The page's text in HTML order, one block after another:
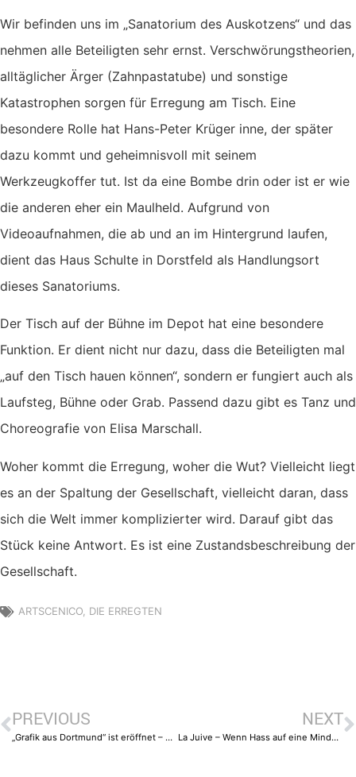
Wir befinden uns im „Sanatorium des Auskotzens“ und das
nehmen alle Beteiligten sehr ernst. Verschwörungstheorien,
alltäglicher Ärger (Zahnpastatube) und sonstige
Katastrophen sorgen für Erregung am Tisch. Eine
besondere Rolle hat Hans-Peter Krüger inne, der später
dazu kommt und geheimnisvoll mit seinem
Werkzeugkoffer tut. Ist da eine Bombe drin oder ist er wie
die anderen eher ein Maulheld. Aufgrund von
Videoaufnahmen, die ab und an im Hintergrund laufen,
dient das Haus Schulte in Dorstfeld als Handlungsort
dieses Sanatoriums.
Der Tisch auf der Bühne im Depot hat eine besondere
Funktion. Er dient nicht nur dazu, dass die Beteiligten mal
„auf den Tisch hauen können“, sondern er fungiert auch als
Laufsteg, Bühne oder Grab. Passend dazu gibt es Tanz und
Choreografie von Elisa Marschall.
Woher kommt die Erregung, woher die Wut? Vielleicht liegt
es an der Spaltung der Gesellschaft, vielleicht daran, dass
sich die Welt immer komplizierter wird. Darauf gibt das
Stück keine Antwort. Es ist eine Zustandsbeschreibung der
Gesellschaft.
ARTSCENICO, DIE ERREGTEN
PREVIOUS
„Grafik aus Dortmund“ ist eröffnet – Ausstellung im Kulturort Depot
NEXT
La Juive – Wenn Hass auf eine Minderheit zur Katastrophe führt